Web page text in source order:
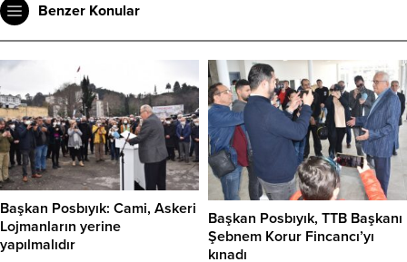
Benzer Konular
Başkan Posbıyık: Cami, Askeri
Lojmanların yerine
yapılmalıdır
Başkan Posbıyık, TTB Başkanı
Şebnem Korur Fincancı’yı
kınadı